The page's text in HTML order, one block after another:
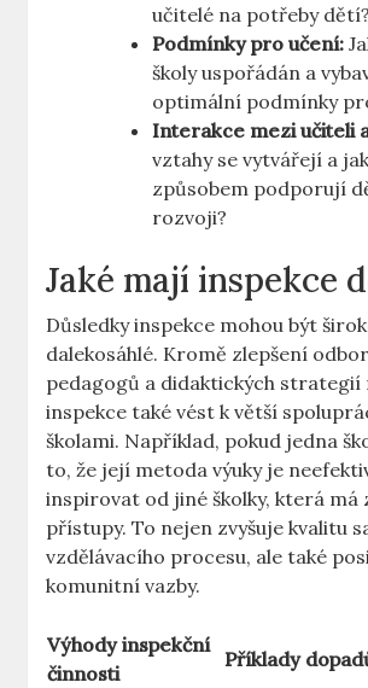
učitelé na ‍potřeby dětí?
Podmínky pro⁢ učení:
školy uspořádán a
optimální ‌podmínky
Interakce mezi učiteli
vztahy se vytvářejí ​a
‌způsobem ​podporují
rozvoji?
Jaké mají inspekce
Důsledky ⁣inspekce mohou být⁢
dalekosáhlé.⁢ Kromě ⁢zlepšení‍
pedagogů a didaktických ​strategií
‌inspekce⁣ také vést ‌k větší
školami. Například, ​pokud jedna
to, že její⁢ metoda výuky je
inspirovat od jiné školky, která má
přístupy. To nejen zvyšuje kvalitu
vzdělávacího procesu, ale také
komunitní vazby.
Výhody inspekční
činnosti
Příklady